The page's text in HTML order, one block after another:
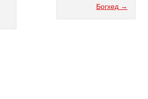
Богхед →